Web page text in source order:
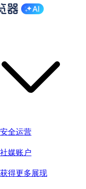
全运营
媒账户
得更多展现